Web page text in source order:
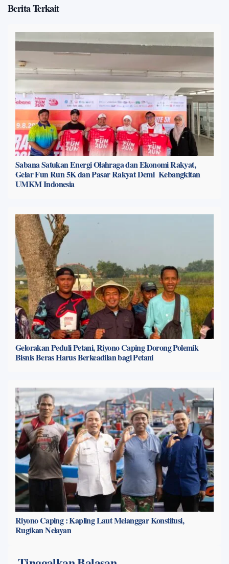
Berita Terkait
Sabana Satukan Energi Olahraga dan Ekonomi Rakyat,
Gelar Fun Run 5K dan Pasar Rakyat Demi Kebangkitan
UMKM Indonesia
Gelorakan Peduli Petani, Riyono Caping Dorong Polemik
Bisnis Beras Harus Berkeadilan bagi Petani
Riyono Caping : Kapling Laut Melanggar Konstitusi,
Rugikan Nelayan